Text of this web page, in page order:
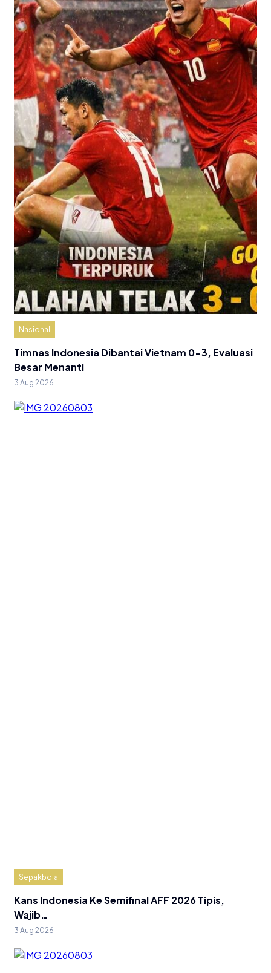
Nasional
Timnas Indonesia Dibantai Vietnam 0-3, Evaluasi
Besar Menanti
3 Aug 2026
Sepakbola
Kans Indonesia Ke Semifinal AFF 2026 Tipis,
Wajib…
3 Aug 2026